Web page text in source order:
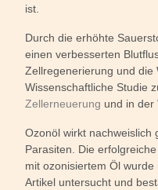
ist.
Durch die erhöhte
einen verbesserten
Zellregenerierung und die
Wissenschaftliche Studie
Zellerneuerung und in der
Ozonöl wirkt nachweislich
Parasiten. Die
mit ozonisiertem Öl wurde
Artikel untersucht und